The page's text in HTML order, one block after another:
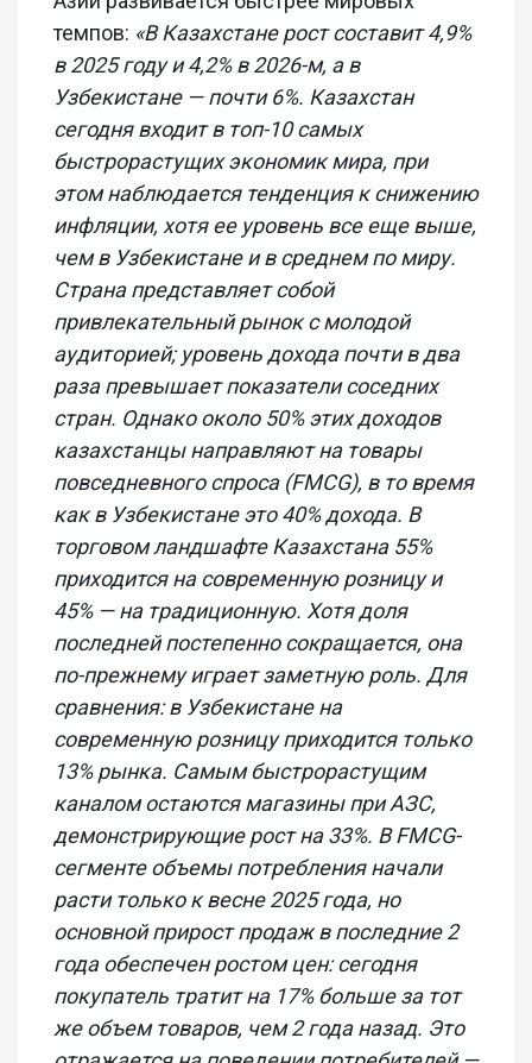
темпов: «В Казахстане рост составит 4,9%
в 2025 году и 4,2% в 2026-м, а в
Узбекистане — почти 6%. Казахстан
сегодня входит в топ-10 самых
быстрорастущих экономик мира, при
этом наблюдается тенденция к снижению
инфляции, хотя ее уровень все еще выше,
чем в Узбекистане и в среднем по миру.
Страна представляет собой
привлекательный рынок с молодой
аудиторией; уровень дохода почти в два
раза превышает показатели соседних
стран. Однако около 50% этих доходов
казахстанцы направляют на товары
повседневного спроса (FMCG), в то время
как в Узбекистане это 40% дохода. В
торговом ландшафте Казахстана 55%
приходится на современную розницу и
45% — на традиционную. Хотя доля
последней постепенно сокращается, она
по-прежнему играет заметную роль. Для
сравнения: в Узбекистане на
современную розницу приходится только
13% рынка. Самым быстрорастущим
каналом остаются магазины при АЗС,
демонстрирующие рост на 33%. В FMCG-
сегменте объемы потребления начали
расти только к весне 2025 года, но
основной прирост продаж в последние 2
года обеспечен ростом цен: сегодня
покупатель тратит на 17% больше за тот
же объем товаров, чем 2 года назад. Это